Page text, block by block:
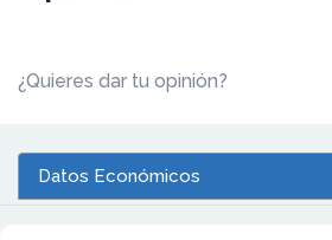
¿Quieres dar tu opinión?
Datos Económicos